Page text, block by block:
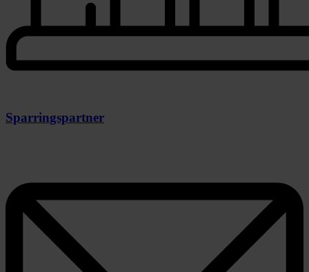
Sparringspartner